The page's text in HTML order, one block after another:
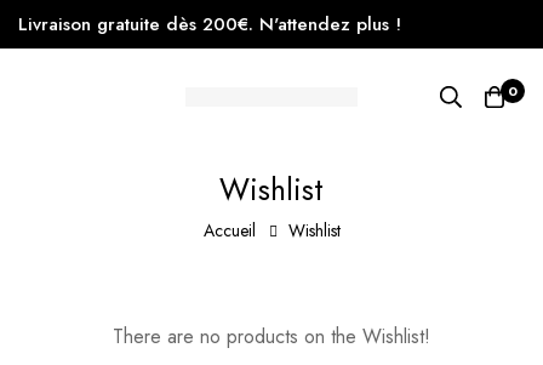
Livraison gratuite dès 200€. N'attendez plus !
0
Wishlist
Accueil Wishlist
There are no products on the Wishlist!